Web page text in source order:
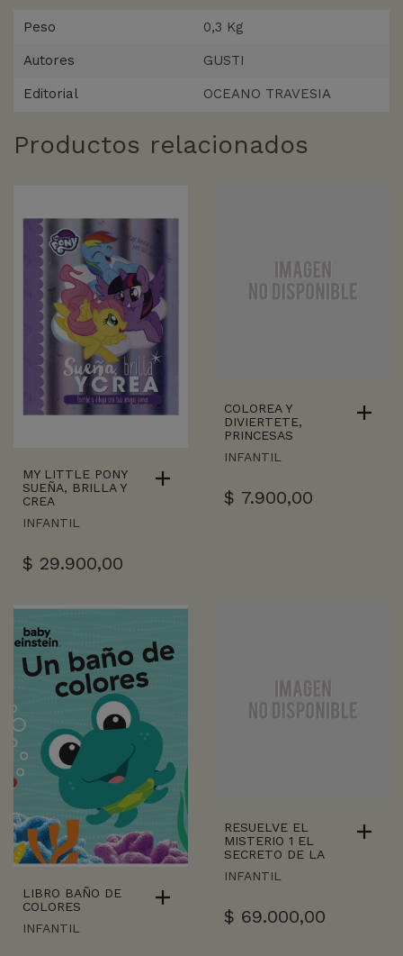
Peso 0,3 Kg
Autores GUSTI
Editorial OCEANO TRAVESIA
Productos relacionados
MY LITTLE PONY
SUEÑA, BRILLA Y
CREA
INFANTIL
$ 29.900,00
COLOREA Y
DIVIERTETE,
PRINCESAS
INFANTIL
$ 7.900,00
LIBRO BAÑO DE
COLORES
INFANTIL
RESUELVE EL
MISTERIO 1 EL
SECRETO DE LA
INFANTIL
$ 69.000,00